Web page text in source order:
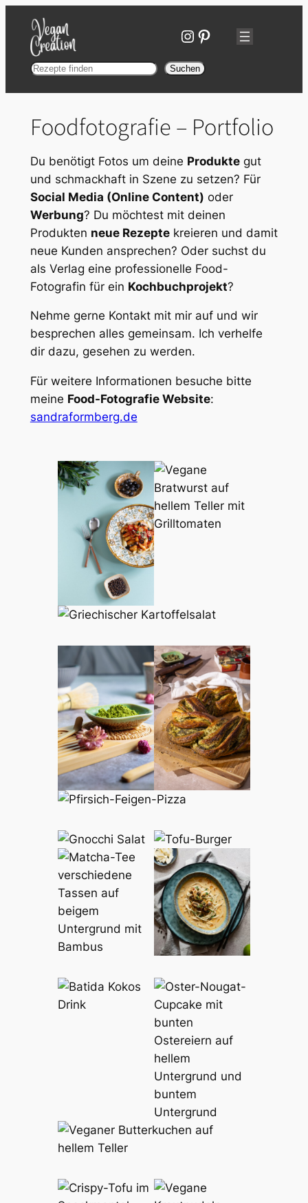
Inhalt
springen
Instagram
Pinterest
Suchen Suchen
Foodfotografie – Portfolio
Du benötigt Fotos um deine Produktegut
und schmackhaft in Szene zu setzen? Für
Social Media (Online Content) oder
Werbung? Du möchtest mit deinen
Produkten neue Rezeptekreieren und damit
neue Kunden ansprechen? Oder suchst du
als Verlag eine professionelle Food-
Fotografin für ein Kochbuchprojekt?
Nehme gerne Kontakt mit mir auf und wir
besprechen alles gemeinsam. Ich verhelfe
dir dazu, gesehen zu werden.
Für weitere Informationen besuche bitte
meine Food-Fotografie Website:
sandraformberg.de